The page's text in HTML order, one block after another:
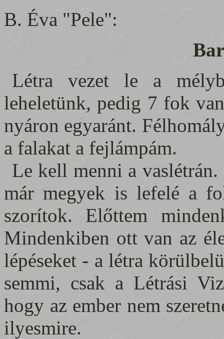
B. Éva "Pele":
Létra vezet le a
leheletünk, pedig 7 fok
nyáron egyaránt.
a falakat a fejlámpám.
Le kell menni a
már megyek is lefelé a
szorítok. Előttem
Mindenkiben ott van az
lépéseket - a létra
semmi, csak a Létrási
hogy az ember nem
ilyesmire.